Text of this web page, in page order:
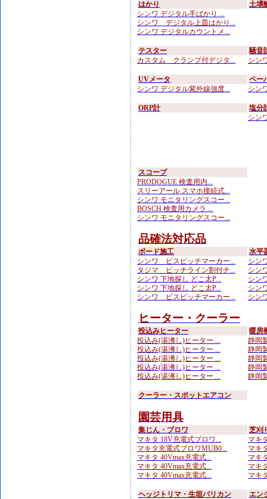
はかり
シンワ デジタル手ばかり ...
シンワ デジタル上皿はかり...
シンワ デジタルカウントメ...
土壌
テスター
カスタム クランプ付デジタ...
騒音
シン
UVメータ
シンワ デジタル紫外線強度...
ペー
シン
ORP計
塩分
シン
スコープ
PRODOGUE 検査用内...
スリーアール スマホ接続式...
シンワ モニタリングスコー...
BOSCH 検査用カメラ ...
シンワ モニタリングスコー...
品確法対応品
ボード施工
シンワ ビスピッチマーカー...
タジマ ピッチライン割付チ...
シンワ 下地探し どこ太P...
シンワ 下地探し どこ太P...
シンワ ビスピッチマーカー...
水平
シン
シン
シン
シン
シン
ヒーター・クーラー
投込みヒーター
投込み(湯沸し)ヒーター ...
投込み(湯沸し)ヒーター ...
投込み(湯沸し)ヒーター ...
投込み(湯沸し)ヒーター ...
投込み(湯沸し)ヒーター ...
暖房
静岡
静岡
静岡
静岡
静岡
クーラー・スポットエアコン
園芸用具
集じん・ブロワ
マキタ 18V充電式ブロワ...
マキタ充電式ブロワMUB0...
マキタ 40Vmax充電式...
マキタ 40Vmax充電式...
マキタ 40Vmax充電式...
芝刈
マキ
マキ
マキ
マキ
マキ
ヘッジトリマ・生垣バリカン
エン